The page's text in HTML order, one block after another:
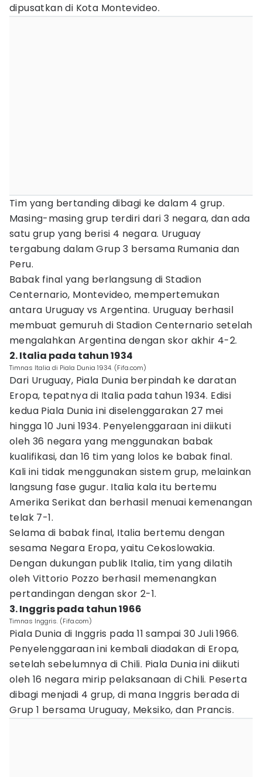
dipusatkan di Kota Montevideo.
Tim yang bertanding dibagi ke dalam 4 grup.
Masing-masing grup terdiri dari 3 negara, dan ada
satu grup yang berisi 4 negara. Uruguay
tergabung dalam Grup 3 bersama Rumania dan
Peru.
Babak final yang berlangsung di Stadion
Centernario, Montevideo, mempertemukan
antara Uruguay vs Argentina. Uruguay berhasil
membuat gemuruh di Stadion Centernario setelah
mengalahkan Argentina dengan skor akhir 4-2.
2. Italia pada tahun 1934
Timnas Italia di Piala Dunia 1934. (Fifa.com)
Dari Uruguay, Piala Dunia berpindah ke daratan
Eropa, tepatnya di Italia pada tahun 1934. Edisi
kedua Piala Dunia ini diselenggarakan 27 mei
hingga 10 Juni 1934. Penyelenggaraan ini diikuti
oleh 36 negara yang menggunakan babak
kualifikasi, dan 16 tim yang lolos ke babak final.
Kali ini tidak menggunakan sistem grup, melainkan
langsung fase gugur. Italia kala itu bertemu
Amerika Serikat dan berhasil menuai kemenangan
telak 7-1.
Selama di babak final, Italia bertemu dengan
sesama Negara Eropa, yaitu Cekoslowakia.
Dengan dukungan publik Italia, tim yang dilatih
oleh Vittorio Pozzo berhasil memenangkan
pertandingan dengan skor 2-1.
3. Inggris pada tahun 1966
Timnas Inggris. (Fifa.com)
Piala Dunia di Inggris pada 11 sampai 30 Juli 1966.
Penyelenggaraan ini kembali diadakan di Eropa,
setelah sebelumnya di Chili. Piala Dunia ini diikuti
oleh 16 negara mirip pelaksanaan di Chili. Peserta
dibagi menjadi 4 grup, di mana Inggris berada di
Grup 1 bersama Uruguay, Meksiko, dan Prancis.